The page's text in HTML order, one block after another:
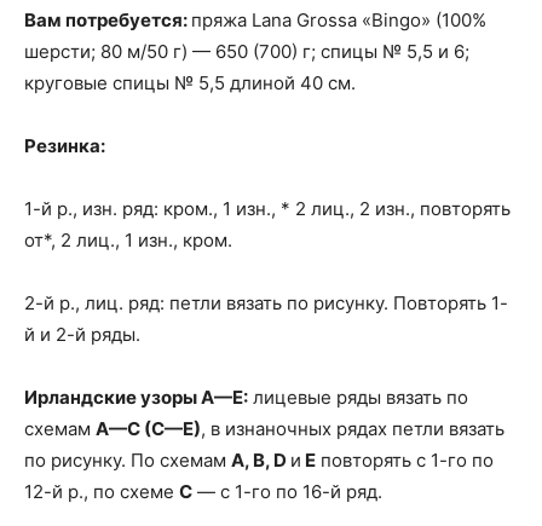
Вам потребуется: пряжа Lana Grossa «Bingo» (100%
шерсти; 80 м/50 г) — 650 (700) г; спицы № 5,5 и 6;
круговые спицы № 5,5 длиной 40 см.
Резинка:
1-й р., изн. ряд: кром., 1 изн., * 2 лиц., 2 изн., повторять
от*, 2 лиц., 1 изн., кром.
2-й р., лиц. ряд: петли вязать по рисунку. Повторять 1-
й и 2-й ряды.
Ирландские узоры А—Е: лицевые ряды вязать по
схемам А—С (С—Е), в изнаночных рядах петли вязать
по рисунку. По схемам А, В, D и Е повторять с 1-го по
12-й р., по схеме С — с 1-го по 16-й ряд.